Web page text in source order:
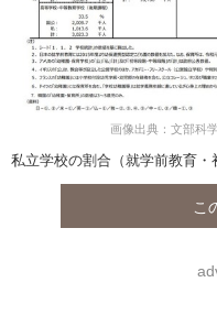
画像出典：文部科
私立学校の割合（就学前教育・
こ